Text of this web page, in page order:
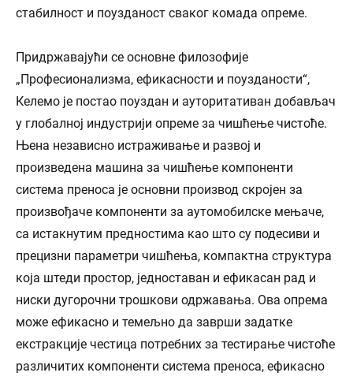
стабилност и поузданост сваког комада опреме.
Придржавајући се основне филозофије
„Професионализма, ефикасности и поузданости“,
Келемо је постао поуздан и ауторитативан добављач
у глобалној индустрији опреме за чишћење чистоће.
Њена независно истраживање и развој и
произведена машина за чишћење компоненти
система преноса је основни производ скројен за
произвођаче компоненти за аутомобилске мењаче,
са истакнутим предностима као што су подесиви и
прецизни параметри чишћења, компактна структура
која штеди простор, једноставан и ефикасан рад и
ниски дугорочни трошкови одржавања. Ова опрема
може ефикасно и темељно да заврши задатке
екстракције честица потребних за тестирање чистоће
различитих компоненти система преноса, ефикасно